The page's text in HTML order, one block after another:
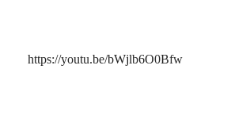
https://youtu.be/bWjlb6O0Bfw